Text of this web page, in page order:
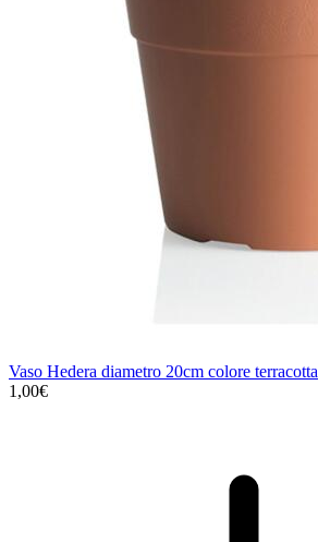
Vaso Hedera diametro 20cm colore terracotta
1,00€